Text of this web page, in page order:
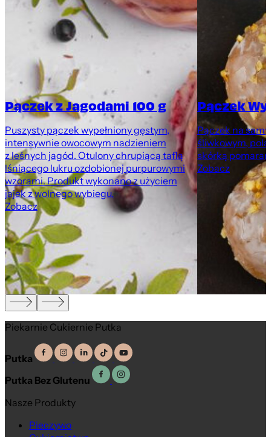
Pączek z Jagodami 100 g
Puszysty pączek wypełniony gęstym,
intensywnie owocowym nadzieniem
z leśnych jagód. Otulony chrupiącą taflą
lśniącego lukru ozdobionej purpurowymi
wzorami. Produkt wykonano z użyciem
jajek z wolnego wybiegu.
Zobacz
Pączek
Pączek na
śliwkowym,
skórką
Zobacz
Piekarnie Cukiernie Putka
Putka
Putka Bez Glutenu
Nasze Produkty
Pieczywo